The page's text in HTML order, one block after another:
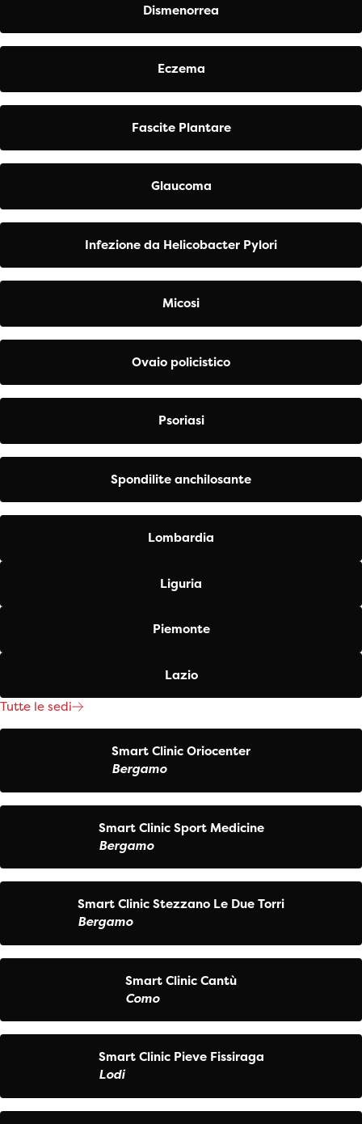
Dismenorrea
Eczema
Fascite Plantare
Glaucoma
Infezione da Helicobacter Pylori
Micosi
Ovaio policistico
Psoriasi
Spondilite anchilosante
Lombardia
Liguria
Piemonte
Lazio
Tutte le sedi
Smart Clinic Oriocenter
Bergamo
Smart Clinic Sport Medicine
Bergamo
Smart Clinic Stezzano Le Due Torri
Bergamo
Smart Clinic Cantù
Como
Smart Clinic Pieve Fissiraga
Lodi